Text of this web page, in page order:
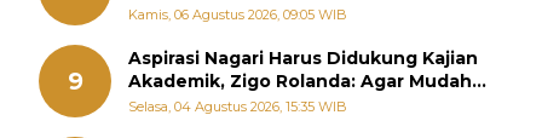
September
Kamis, 06 Agustus 2026, 09:05 WIB
9
Aspirasi Nagari Harus Didukung Kajian
Akademik, Zigo Rolanda: Agar Mudah
Diperjuangkan di Kementerian
Selasa, 04 Agustus 2026, 15:35 WIB